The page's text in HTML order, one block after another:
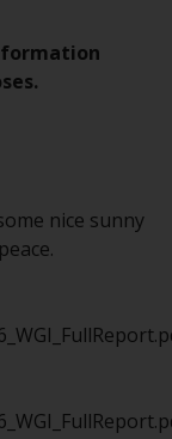
Funds
keine
Act-
nice sunny